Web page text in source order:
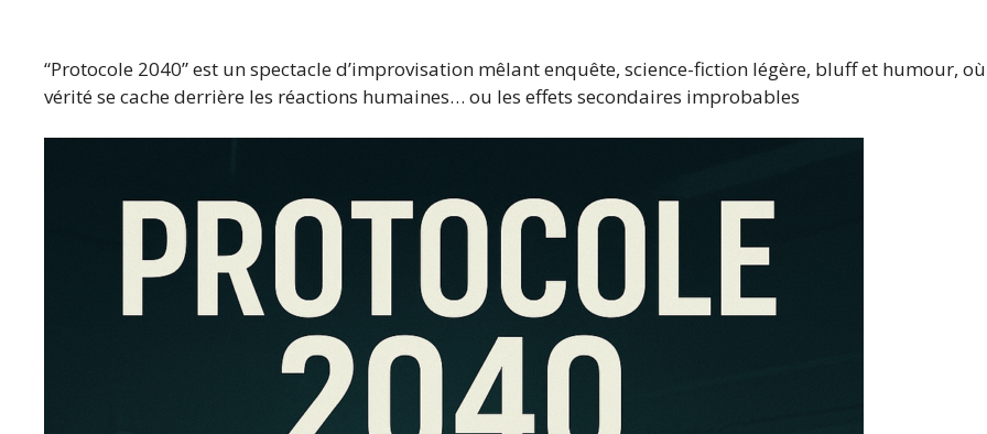
“Protocole 2040” est un spectacle d’improvisation mêlant enquête, science-fiction légère, bluff et humour,
vérité se cache derrière les réactions humaines… ou les effets secondaires improbables